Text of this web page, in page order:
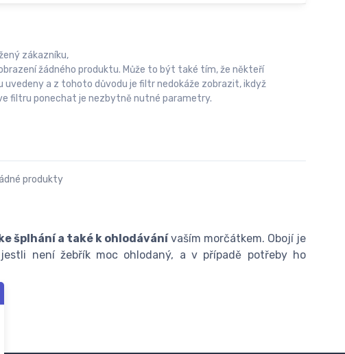
zákazníku,
žádného produktu. Může to být také tím, že někteří
a z tohoto důvodu je filtr nedokáže zobrazit, ikdyž
filtru ponechat je nezbytně nutné parametry.
produkty
šplhání a také k ohlodávánívaším morčátkem. Obojí je
není žebřík moc ohlodaný, a v případě potřeby ho